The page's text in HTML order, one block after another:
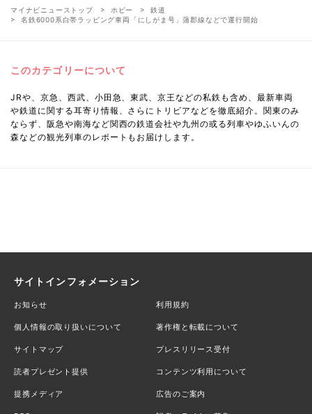
マイナビニューストップ ホビー
鉄道
名鉄6000系白帯ラッピング車両「にしがま号」蒲郡線などで運行開始
このカテゴリーについて
JRや、京急、西武、小田急、東武、京王などの私鉄も含め、最新車両
や鉄道に関する耳寄り情報、さらにトリビアなどを徹底紹介。関東のみ
ならず、阪急や南海など関西の鉄道会社や九州の或る列車やゆふいんの
森などの観光列車のレポートもお届けします。
サイトインフォメーション
お知らせ 利用規約
個人情報の取り扱いについて 著作権と転載について
サイトマップ プレスリリース受付
読者プレゼント提供 コンテンツ利用について
提携メディア 広告のご案内